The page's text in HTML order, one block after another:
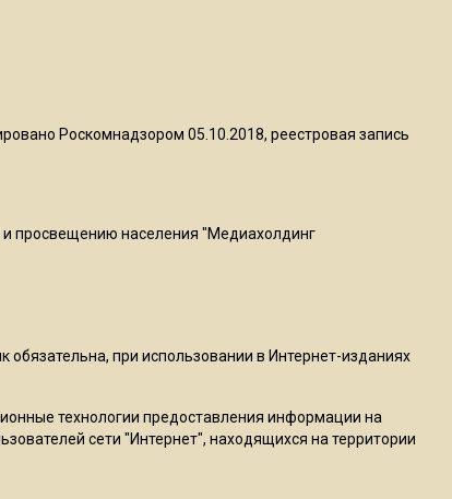
16:53
аннулировали 2600 ВНЖ
20:56
Сотрудники хлебозавода в
Роскомнадзором 05.10.2018, реестровая запись
просвещению населения "Медиахолдинг
при использовании в Интернет-изданиях
технологии предоставления информации на
сети "Интернет", находящихся на территории